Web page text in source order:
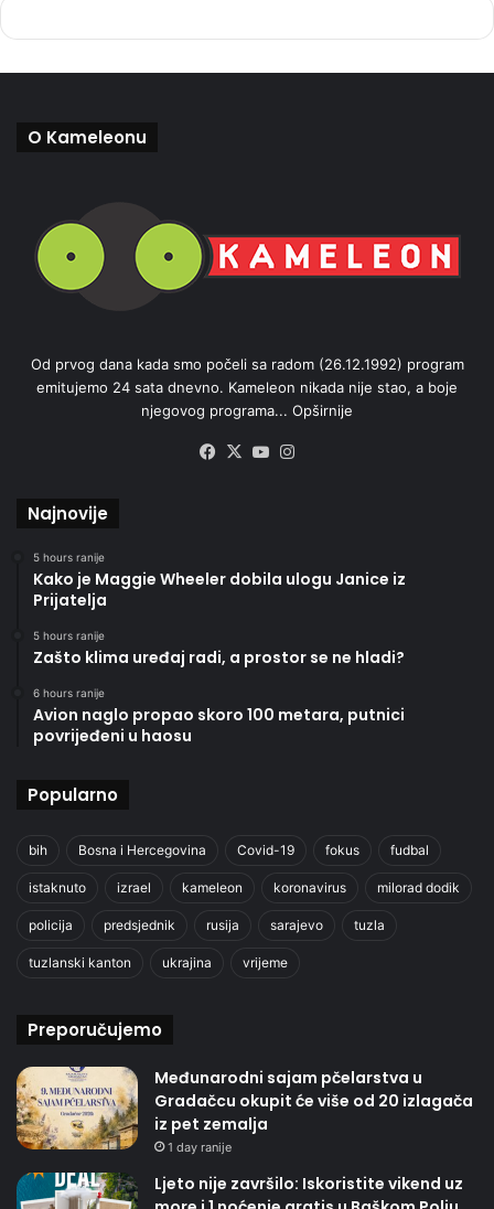
O Kameleonu
Od prvog dana kada smo počeli sa radom (26.12.1992) program
emitujemo 24 sata dnevno. Kameleon nikada nije stao, a boje
njegovog programa... Opširnije
Facebook
X YouTube
Najnovije
5 hours ranije
Kako je Maggie Wheeler dobila ulogu Janice iz
Prijatelja
5 hours ranije
Zašto klima uređaj radi, a prostor se ne hladi?
6 hours ranije
Avion naglo propao skoro 100 metara, putnici
povrijeđeni u haosu
Popularno
bih Bosna i Hercegovina Covid-19 fokus fudbal
istaknuto izrael kameleon koronavirus milorad dodik
policija predsjednik rusija sarajevo tuzla
tuzlanski kanton ukrajina vrijeme
Preporučujemo
Međunarodni sajam pčelarstva u
Gradačcu okupit će više od 20 izlagača
iz pet zemalja
1 day ranije
Ljeto nije završilo: Iskoristite vikend uz